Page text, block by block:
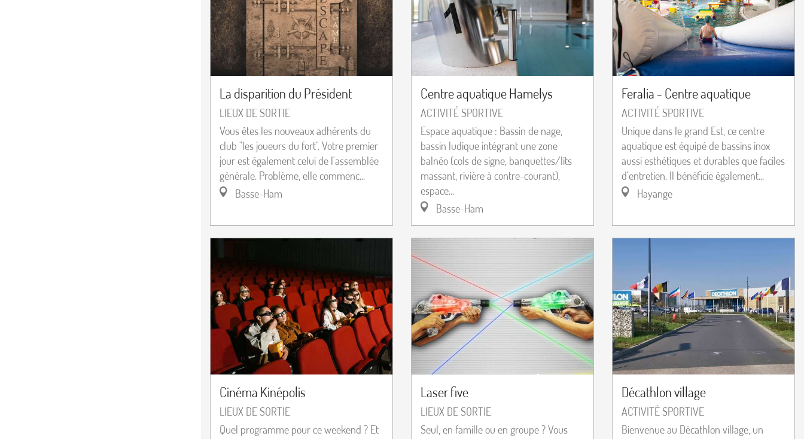
La disparition du Président
LIEUX DE SORTIE
Vous êtes les nouveaux adhérents du
club "les joueurs du fort". Votre premier
jour est également celui de l'assemblée
générale. Problème, elle commenc...
Basse-Ham
Centre aquatique Hamelys
ACTIVITÉ SPORTIVE
Espace aquatique : Bassin de nage,
bassin ludique intégrant une zone
balnéo (cols de signe, banquettes/lits
massant, rivière à contre-courant),
espace...
Basse-Ham
Feralia - Centre aquatique
ACTIVITÉ SPORTIVE
Unique dans le grand Est, ce centre
aquatique est équipé de bassins inox
aussi esthétiques et durables que faciles
d’entretien. Il bénéficie également...
Hayange
Cinéma Kinépolis
LIEUX DE SORTIE
Quel programme pour ce weekend ? Et
Laser five
LIEUX DE SORTIE
Seul, en famille ou en groupe ? Vous
Décathlon village
ACTIVITÉ SPORTIVE
Bienvenue au Décathlon village, un